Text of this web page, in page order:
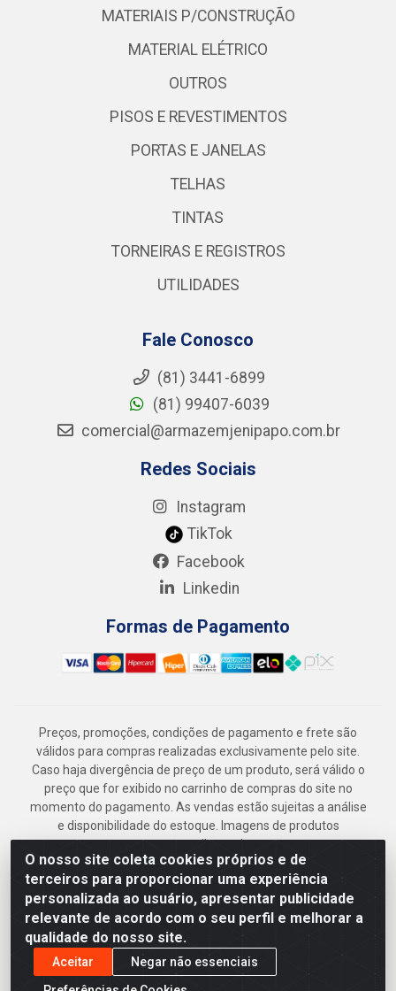
O nosso site coleta cookies próprios e de
terceiros para proporcionar uma experiência
personalizada ao usuário, apresentar publicidade
relevante de acordo com o seu perfil e melhorar a
qualidade do nosso site.
Aceitar
Negar não essenciais
MATERIAIS P/CONSTRUÇÃO
MATERIAL ELÉTRICO
OUTROS
PISOS E REVESTIMENTOS
PORTAS E JANELAS
TELHAS
TINTAS
TORNEIRAS E REGISTROS
UTILIDADES
Fale Conosco
(81) 3441-6899
(81) 99407-6039
comercial@armazemjenipapo.com.br
Redes Sociais
Instagram
TikTok
Facebook
Linkedin
Formas de Pagamento
Preços, promoções, condições de pagamento e frete são
válidos para compras realizadas exclusivamente pelo site.
Caso haja divergência de preço de um produto, será válido o
preço que for exibido no carrinho de compras do site no
momento do pagamento. As vendas estão sujeitas a análise
e disponibilidade do estoque. Imagens de produtos
meramente ilustrativas.
Armazém Jenipapo Materiais de Construção em Geral
LTDA - Rua das Flores, 2691 - Guabiraba, Recife/PE - CEP
52.291-630 - CNPJ 41.097.379/0001-